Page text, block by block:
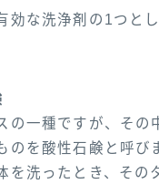
効な洗浄剤の1つと
の一種ですが、その
のを酸性石鹸と呼び
を洗ったとき、その